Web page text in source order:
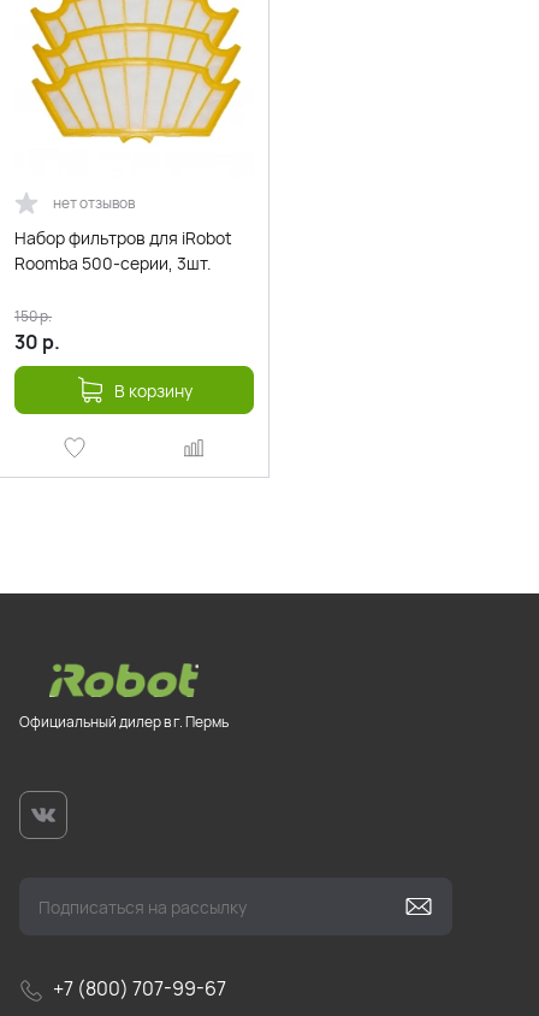
нет отзывов
Набор фильтров для iRobot
Roomba 500-серии, 3шт.
30 р.
150р.
В корзину
Официальный дилер в г. Пермь
+7 (800) 707-99-67